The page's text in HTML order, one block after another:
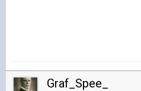
Graf_Spee_